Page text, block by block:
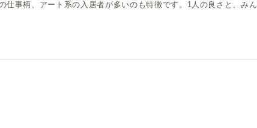
事柄、アート系の入居者が多いのも特徴です。1人の良さと、みん